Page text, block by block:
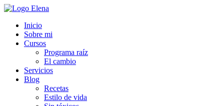
Inicio
Sobre mi
Cursos
Programa raíz
El cambio
Servicios
Blog
Recetas
Estilo de vida